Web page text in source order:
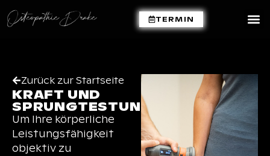
TERMIN
Zurück zur Startseite
KRAFT UND
SPRUNGTESTUNG​
Um Ihre körperliche
Leistungsfähigkeit
objektiv zu